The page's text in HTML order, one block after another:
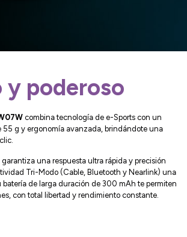
y poderoso
combina tecnología de e-Sports con un
55 g y ergonomía avanzada, brindándote una
garantiza una respuesta ultra rápida y precisión
Tri-Modo (Cable, Bluetooth y Nearlink) una
batería de larga duración de 300 mAh te permiten
con total libertad y rendimiento constante.